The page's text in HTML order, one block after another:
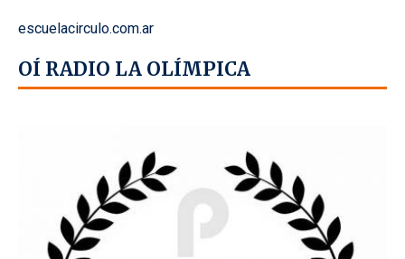
escuelacirculo.com.ar
OÍ RADIO LA OLÍMPICA